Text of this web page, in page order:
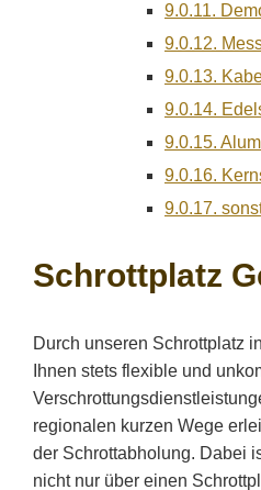
9.0.11.
9.0.12.
9.0.13.
9.0.14.
9.0.15.
9.0.16.
9.0.17.
Schrottplatz
Durch unseren Schrottplatz
Ihnen stets flexible und
regionalen kurzen Wege
der Schrottabholung. Dabei
nicht nur über einen